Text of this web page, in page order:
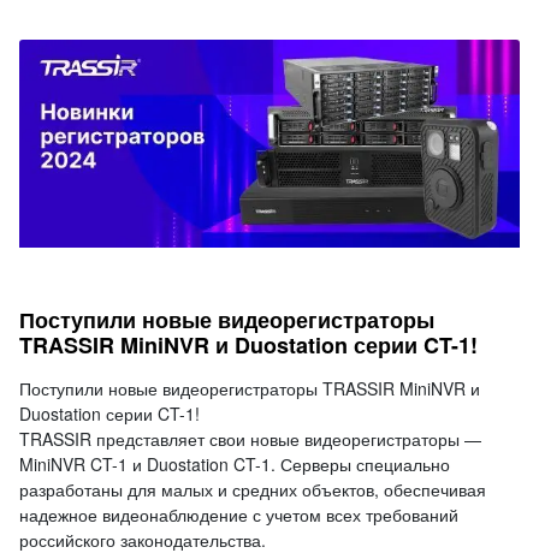
Поступили новые видеорегистраторы
TRASSIR MiniNVR и Duostation серии CT-1!
Поступили новые видеорегистраторы TRASSIR MiniNVR и
Duostation серии CT-1!
TRASSIR представляет свои новые видеорегистраторы —
MiniNVR CT-1 и Duostation CT-1. Серверы специально
разработаны для малых и средних объектов, обеспечивая
надежное видеонаблюдение с учетом всех требований
российского законодательства.